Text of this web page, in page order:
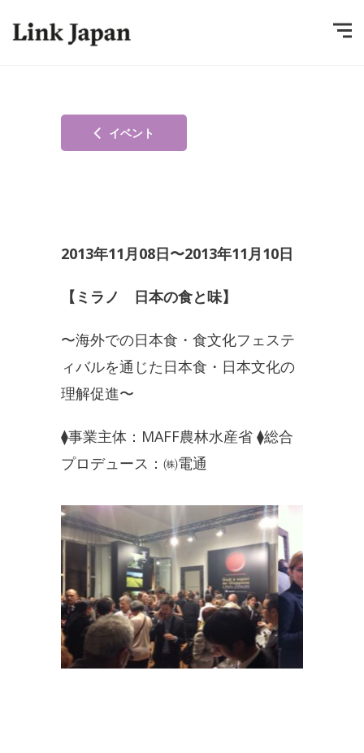
イベント
2013年11月08日〜2013年11月10日
【ミラノ 日本の食と味】
〜海外での日本食・食文化フェステ
ィバルを通じた日本食・日本文化の
理解促進〜
⧫事業主体：MAFF農林水産省 ⧫総合
プロデュース：㈱電通